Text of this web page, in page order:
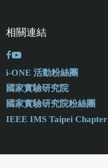
相關連結
i-ONE 活動粉絲團
國家實驗研究院
國家實驗研究院粉絲團
IEEE IMS Taipei Chapter